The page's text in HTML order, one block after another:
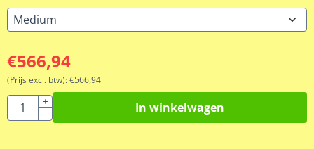
€566,94
(Prijs excl. btw):€566,94
Aantal
+
-
In winkelwagen